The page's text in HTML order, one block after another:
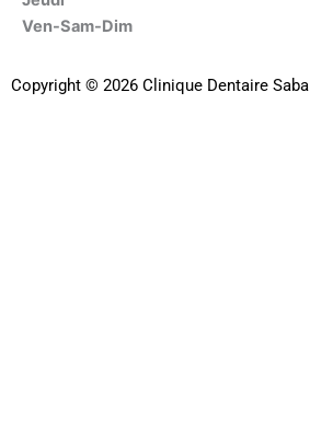
Ven-Sam-Dim
Copyright © 2026 Clinique Dentaire Saba